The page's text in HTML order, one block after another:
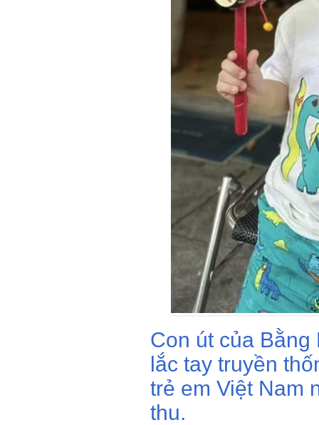
Con út của
lắc tay truyền
trẻ em Việt Nam
thu.